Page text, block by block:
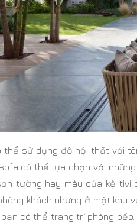
thể sử dụng đồ nội thất với
có thể lựa chọn với
tường hay màu của kệ
khách nhưng ở một khu
có thể trang trí phòng